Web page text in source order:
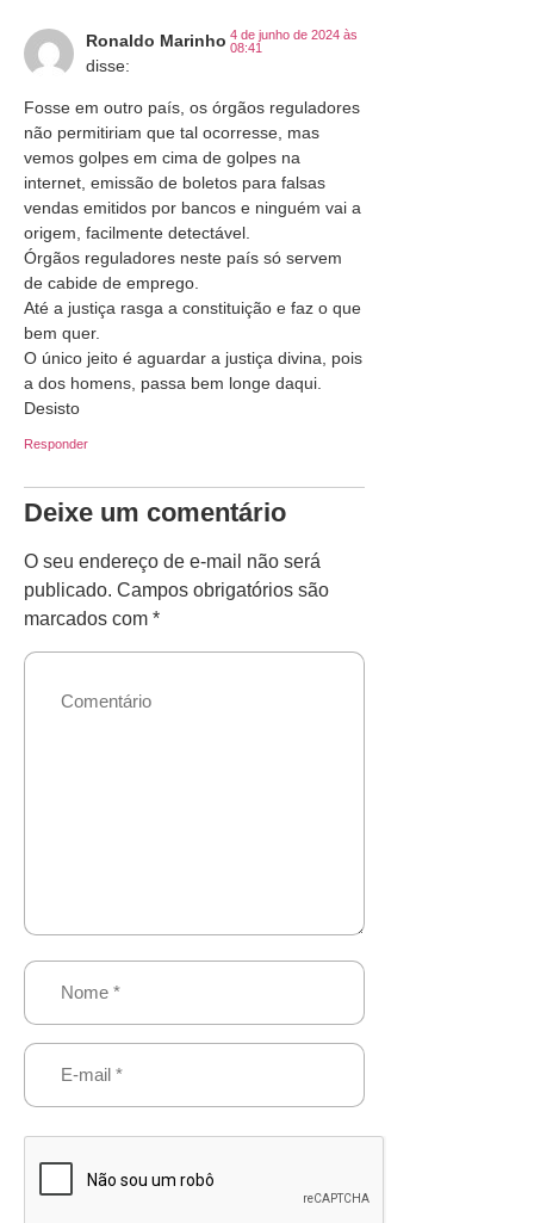
Ronaldo Marinho
disse:
4 de junho de 2024 às
08:41
Fosse em outro país, os órgãos reguladores
não permitiriam que tal ocorresse, mas
vemos golpes em cima de golpes na
internet, emissão de boletos para falsas
vendas emitidos por bancos e ninguém vai a
origem, facilmente detectável.
Órgãos reguladores neste país só servem
de cabide de emprego.
Até a justiça rasga a constituição e faz o que
bem quer.
O único jeito é aguardar a justiça divina, pois
a dos homens, passa bem longe daqui.
Desisto
Responder
Deixe um comentário
O seu endereço de e-mail não será
publicado. Campos obrigatórios são
marcados com *